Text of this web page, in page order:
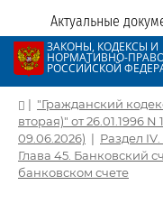
Актуальные
ЗАКОНЫ, КОДЕКСЫ И
НОРМАТИВНО-
РОССИЙСКОЙ
| "Гражданский
вторая)" от 26.01.1996
09.06.2026) | Раздел
Глава 45. Банковский
банковском счете